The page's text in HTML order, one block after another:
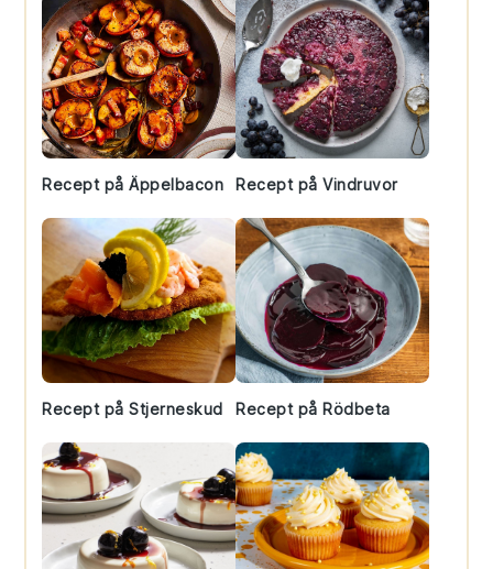
Recept på Äppelbacon Recept på Vindruvor
Recept på Stjerneskud Recept på Rödbeta